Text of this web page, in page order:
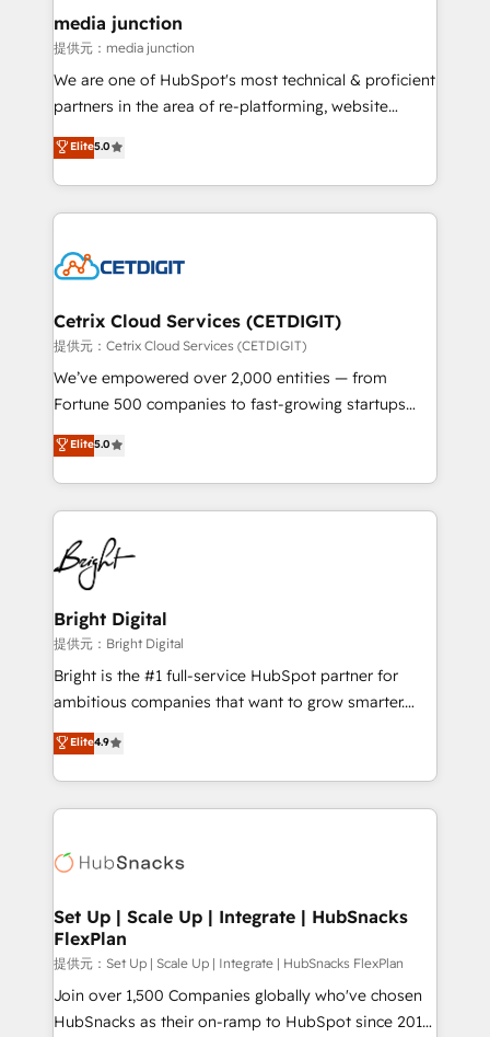
Mexico, USA, and Portugal—we've executed over a
hundred successful operations. Our approach,
rooted in RevOps principles, integrates analysis,
training, planning, and qualification. Leveraging
inbound marketing tactics, we focus on
understanding, nurturing, and converting leads.
competitive market.
media junction
提供元：media junction
We are one of HubSpot's most technical & proficient
partners in the area of re-platforming, website
design & development. We specialize in multi-hub
implementations for mid-market & enterprise
companies. We are woman-owned, powered by
coffee, and we ❤️ dogs. We produce award-winning
Impact Award 🏆2022 Technical Expertise Impact
Award 🏆2020 Elite Solutions Partner 🏆2019
Integrations HubSpot Impact Award 🏆2019
Marketing Enablement HubSpot Impact Award 🏆
2018 Website Design HubSpot Impact Award 🏆2017
Growth-Driven Design Agency of the Year 🏆2016
Sales Enablement HubSpot Impact Award 🏆2015
HubSpot COS Performance Award 🏆2014 HubSpot
COS Design Award 🏆2013 HubSpot Marketplace
Partner 📆Founded in 1997
Elite5.0
Cetrix Cloud Services (CETDIGIT)
提供元：Cetrix Cloud Services (CETDIGIT)
We’ve empowered over 2,000 entities — from
Fortune 500 companies to fast-growing startups
and nonprofits — to streamline operations, scale
revenue, and unlock the full potential of HubSpot.
With deep technical and industry expertise, we fuse
automation, integration, and AI innovation to deliver
lasting impact. We specialize in: • Turnkey and end-
to-end HubSpot implementations • Onboarding for
Sales, Service, Marketing & Content Hubs • AI voice
and chat agents, predictive automation, and smart
workflows • Salesforce + HubSpot integration •
RevOps and AI-driven sales enablement • Website
design and CMS development • ERP integration: SAP,
and CRM migration from any platform •
Client/member portals built on HubSpot • Custom
WooCommerce, BuilderTrend, and more Experience
the difference — reach out to see how AI + HubSpot
Elite5.0
Bright Digital
提供元：Bright Digital
Bright is the #1 full-service HubSpot partner for
ambitious companies that want to grow smarter.
From HubSpot onboarding, to training, from
developing a new website to lead generation and
digital marketing; we do it all (and with great
results)! In short, our services include: - HubSpot
HubSpot development: websites, custom modules,
marketing, advertising, campaigns, content and
design We connect people, data and technology to
improve customer experiences. With our bright
people, exciting ideas and can-do mentality, we
ensure revenue growth on a daily basis. So tell us
Elite4.9
Set Up | Scale Up | Integrate | HubSnacks
FlexPlan
提供元：Set Up | Scale Up | Integrate | HubSnacks FlexPlan
Join over 1,500 Companies globally who've chosen
HubSnacks as their on-ramp to HubSpot since 2014